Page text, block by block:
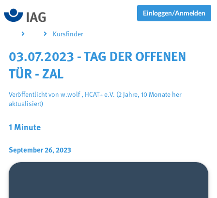
Einloggen/Anmelden
Kursfinder
1 Minute
September 26, 2023
03.07.2023 - TAG DER OFFENEN
TÜR - ZAL
Veröffentlicht von w.wolf, HCAT+ e.V. (2 Jahre, 10 Monate her
aktualisiert)